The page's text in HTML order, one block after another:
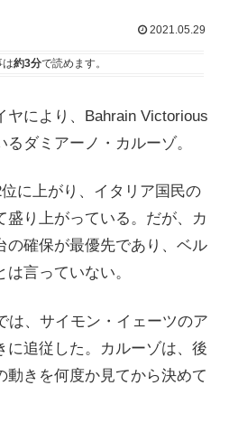
2021.05.29
は約3分で読めます。
ヤにより、Bahrain Victorious
ダミアーノ・カルーゾ。
に上がり、イタリア国民の
盛り上がっている。だが、カ
の確保が最優先であり、ベル
言っていない。
は、サイモン・イェーツのア
に追従した。カルーゾは、後
動きを何度か見てから決めて